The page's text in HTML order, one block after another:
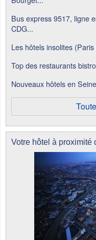
Bus express 9517, ligne
CDG...
Les hôtels insolites
Top des restaurants
Nouveaux hôtels en
Votre hôtel à proximité